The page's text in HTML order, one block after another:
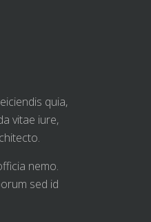
quia,
vitae iure,
nemo.
sed id